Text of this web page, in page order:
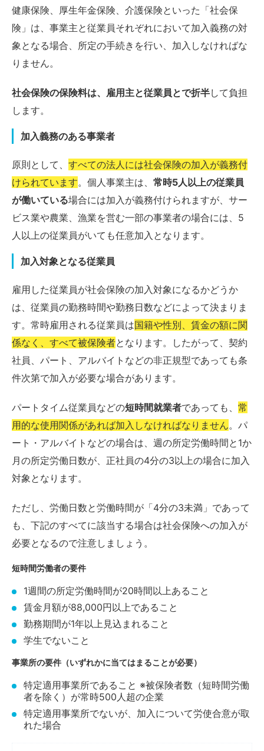
健康保険、厚生年金保険、介護保険といった「社会保
険」は、事業主と従業員それぞれにおいて加入義務の対
象となる場合、所定の手続きを行い、加入しなければな
りません。
社会保険の保険料は、雇用主と従業員とで折半して負担
します。
加入義務のある事業者
原則として、 すべての法人には社会保険の加入が義務付
けられています。個人事業主は、 常時5人以上の従業員
が働いている場合には加入が義務付けられますが、サー
ビス業や農業、漁業を営む一部の事業者の場合には、5
人以上の従業員がいても任意加入となります。
加入対象となる従業員
雇用した従業員が社会保険の加入対象になるかどうか
は、従業員の勤務時間や勤務日数などによって決まりま
す。常時雇用される従業員は国籍や性別、賃金の額に関
係なく、すべて被保険者となります。したがって、契約
社員、パート、アルバイトなどの非正規型であっても条
件次第で加入が必要な場合があります。
パートタイム従業員などの短時間就業者であっても、 常
用的な使用関係があれば加入しなければなりません。パ
ート・アルバイトなどの場合は、週の所定労働時間と1か
月の所定労働日数が、正社員の4分の3以上の場合に加入
対象となります。
ただし、労働日数と労働時間が「4分の3未満」であって
も、下記のすべてに該当する場合は社会保険への加入が
必要となるので注意しましょう。
短時間労働者の要件
1週間の所定労働時間が20時間以上あること
賃金月額が88,000円以上であること
勤務期間が1年以上見込まれること
学生でないこと
事業所の要件（いずれかに当てはまることが必要）
特定適用事業所であること ※被保険者数（短時間労働
者を除く）が常時500人超の企業
特定適用事業所でないが、加入について労使合意が取
れた場合